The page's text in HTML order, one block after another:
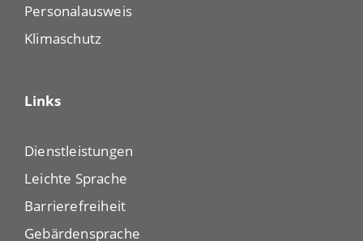
Personalausweis
Klimaschutz
Links
Dienstleistungen
Leichte Sprache
Barrierefreiheit
Gebärdensprache